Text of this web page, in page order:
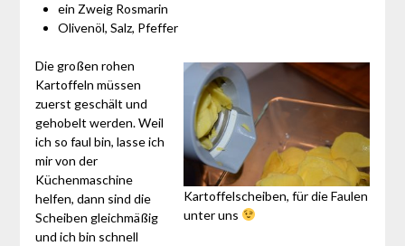
ein Zweig Rosmarin
Olivenöl, Salz, Pfeffer
Kartoffelscheiben, für die Faulen
unter uns
Die großen rohen
Kartoffeln müssen
zuerst geschält und
gehobelt werden. Weil
ich so faul bin, lasse ich
mir von der
Küchenmaschine
helfen, dann sind die
Scheiben gleichmäßig
und ich bin schnell